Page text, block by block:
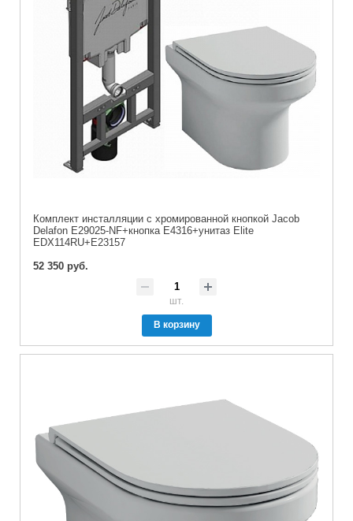
Комплект инсталляции с хромированной кнопкой Jacob
Delafon E29025-NF+кнопка E4316+унитаз Elite
EDX114RU+E23157
52 350 руб.
шт.
В корзину